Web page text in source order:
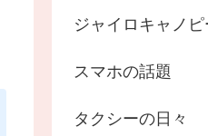
ジャイロキャノ
スマホの話題
タクシーの日々